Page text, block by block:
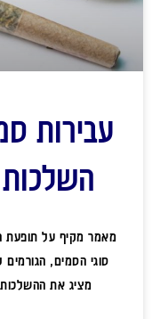
עבירות
מאמר מקיף על תופעת
סוגי הסמים,
מציג את